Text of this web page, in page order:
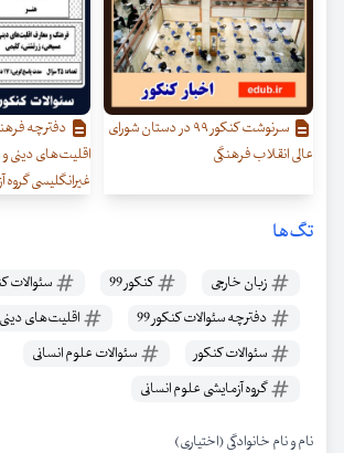
سرنوشت کنکور ۹۹ در دستان شورای
عالی انقلاب فرهنگی
دفترچه
اقلیت‌های دینی
غیرانگلیسی گروه
تگ‌ها
زبان خارجی کنکور 99
سئوالات
دفترچه سئوالات کنکور 99
اقلیت‌های دینی
سئوالات کنکور
سئوالات علوم انسانی
گروه آزمایشی علوم انسانی
نام و نام خانوادگی (اختیاری)